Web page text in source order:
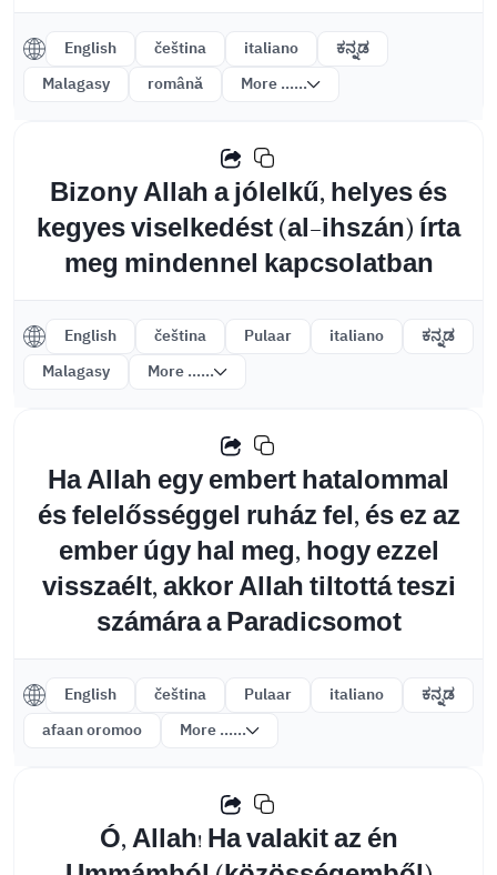
English čeština italiano
ಕನ್ನಡ
Malagasy
română More ......
Bizony Allah a jólelkű, helyes és
kegyes viselkedést (al-ihszán) írta
meg mindennel kapcsolatban
English čeština Pulaar italiano
ಕನ್ನಡ
Malagasy
More ......
Ha Allah egy embert hatalommal
és felelősséggel ruház fel, és ez az
ember úgy hal meg, hogy ezzel
visszaélt, akkor Allah tiltottá teszi
számára a Paradicsomot
English čeština Pulaar italiano
ಕನ್ನಡ
afaan oromoo
More ......
Ó, Allah! Ha valakit az én